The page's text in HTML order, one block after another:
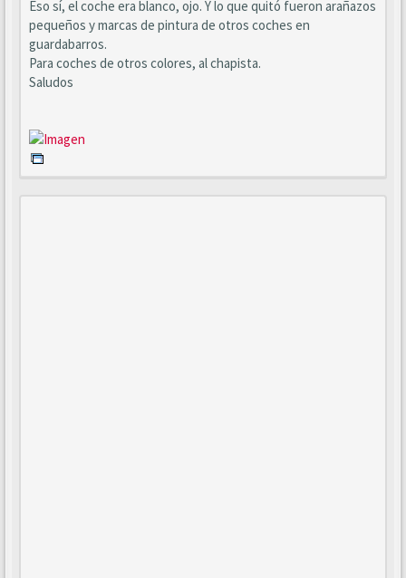
Eso sí, el coche era blanco, ojo. Y lo que quitó fueron arañazos
pequeños y marcas de pintura de otros coches en
guardabarros.
Para coches de otros colores, al chapista.
Saludos